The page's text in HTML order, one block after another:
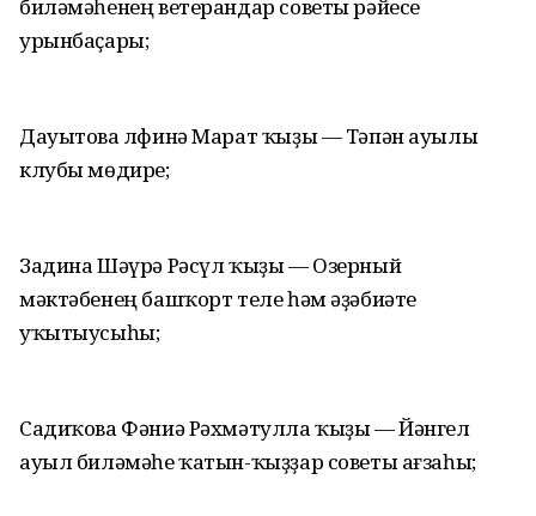
биләмәһенең ветерандар советы рәйесе
урынбаҫары;
Дауытова Әлфинә Марат ҡыҙы — Тәпән ауылы
клубы мөдире;
Задина Шәүрә Рәсүл ҡыҙы — Озерный
мәктәбенең башҡорт теле һәм әҙәбиәте
уҡытыусыһы;
Садиҡова Фәниә Рәхмәтулла ҡыҙы — Йәнгел
ауыл биләмәһе ҡатын-ҡыҙҙар советы ағзаһы;